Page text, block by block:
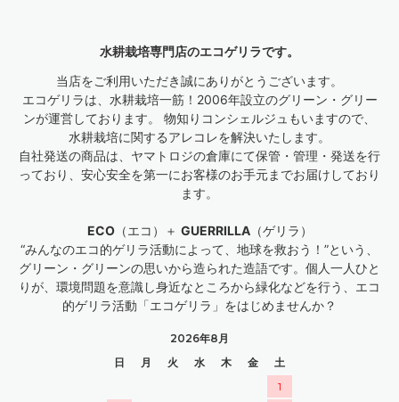
水耕栽培専門店のエコゲリラです。
当店をご利用いただき誠にありがとうございます。
エコゲリラは、水耕栽培一筋！2006年設立のグリーン・グリー
ンが運営しております。 物知りコンシェルジュもいますので、
水耕栽培に関するアレコレを解決いたします。
自社発送の商品は、ヤマトロジの倉庫にて保管・管理・発送を行
っており、安心安全を第一にお客様のお手元までお届けしており
ます。
ECO（エコ）＋ GUERRILLA（ゲリラ）
“みんなのエコ的ゲリラ活動によって、地球を救おう！”という、
グリーン・グリーンの思いから造られた造語です。個人一人ひと
りが、環境問題を意識し身近なところから緑化などを行う、エコ
的ゲリラ活動「エコゲリラ」をはじめませんか？
2026年8月
日
月 火 水 木 金
土
1